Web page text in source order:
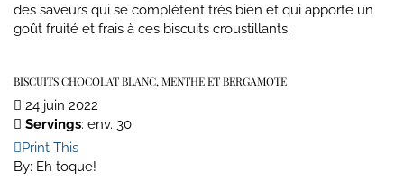
des saveurs qui se complètent très bien et qui apporte un
goût fruité et frais à ces biscuits croustillants.
BISCUITS CHOCOLAT BLANC, MENTHE ET BERGAMOTE
24 juin 2022
Servings: env. 30
Print This
By: Eh toque!